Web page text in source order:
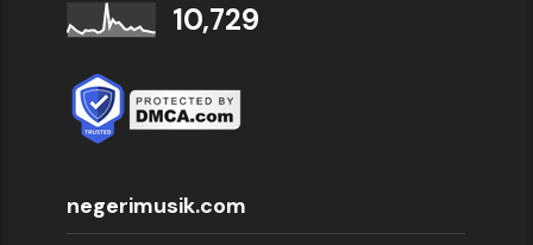
10,729
negerimusik.com